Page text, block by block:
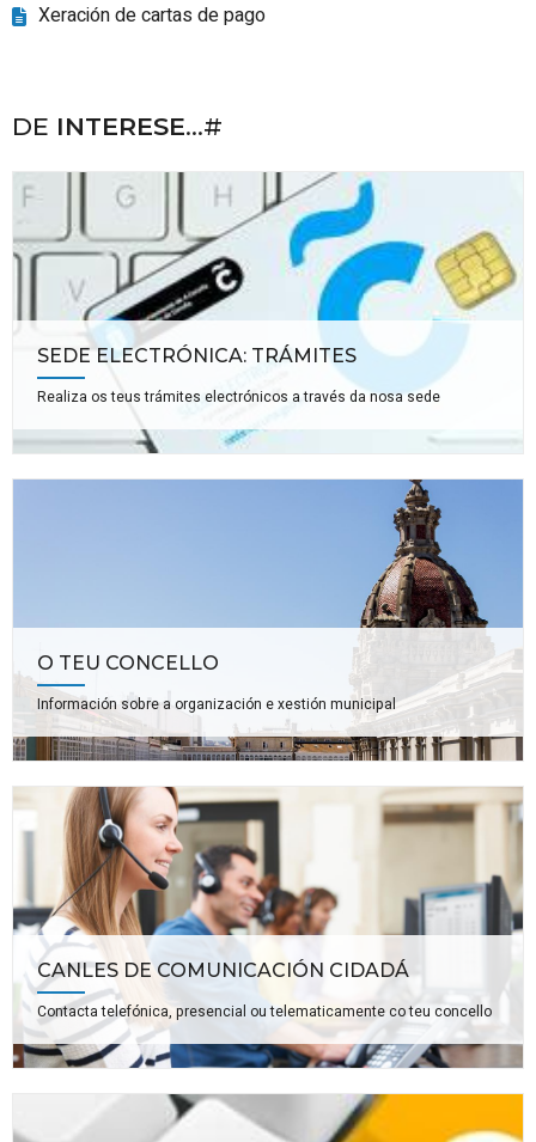
Xeración de cartas de pago
DE INTERESE...#
SEDE ELECTRÓNICA: TRÁMITES
Realiza os teus trámites electrónicos a través da nosa sede
O TEU CONCELLO
Información sobre a organización e xestión municipal
CANLES DE COMUNICACIÓN CIDADÁ
Contacta telefónica, presencial ou telematicamente co teu concello